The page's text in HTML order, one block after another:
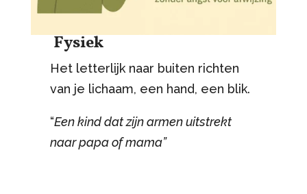
Fysiek
Het letterlijk naar buiten richten
van je lichaam, een hand, een blik.
“Een kind dat zijn armen uitstrekt
naar papa of mama”